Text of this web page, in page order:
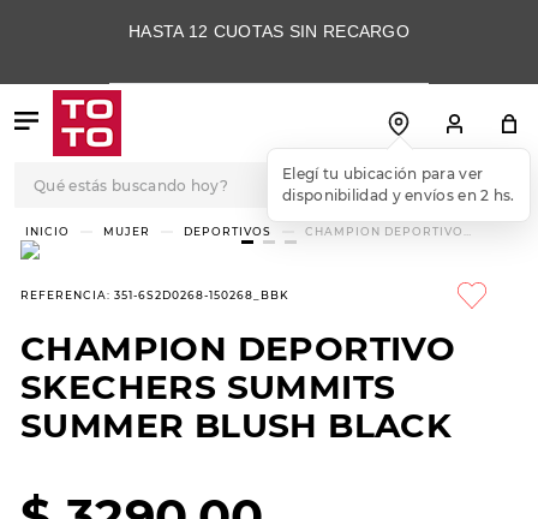
HASTA 12 CUOTAS SIN RECARGO
Elegí tu ubicación para ver
disponibilidad y envíos en 2 hs.
MUJER DEPORTIVOS
CHAMPION DEPORTIVO
REFERENCIA: 351-6S2D0268-150268_BBK
CHAMPION DEPORTIVO
SKECHERS SUMMITS
SUMMER BLUSH BLACK
TÉRMINOS MÁS
BUSCADOS
1
3
skechers slip-ins
4 .
championes